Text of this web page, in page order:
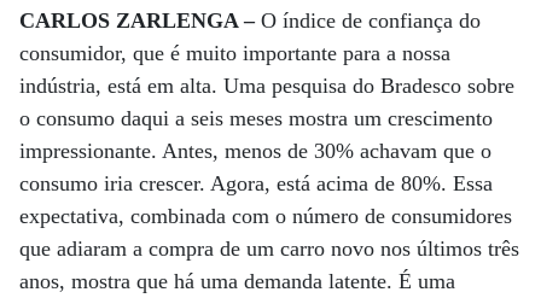
CARLOS ZARLENGA –O índice de confiança do
consumidor, que é muito importante para a nossa
indústria, está em alta. Uma pesquisa do Bradesco sobre
o consumo daqui a seis meses mostra um crescimento
impressionante. Antes, menos de 30% achavam que o
consumo iria crescer. Agora, está acima de 80%. Essa
expectativa, combinada com o número de consumidores
que adiaram a compra de um carro novo nos últimos três
anos, mostra que há uma demanda latente. É uma